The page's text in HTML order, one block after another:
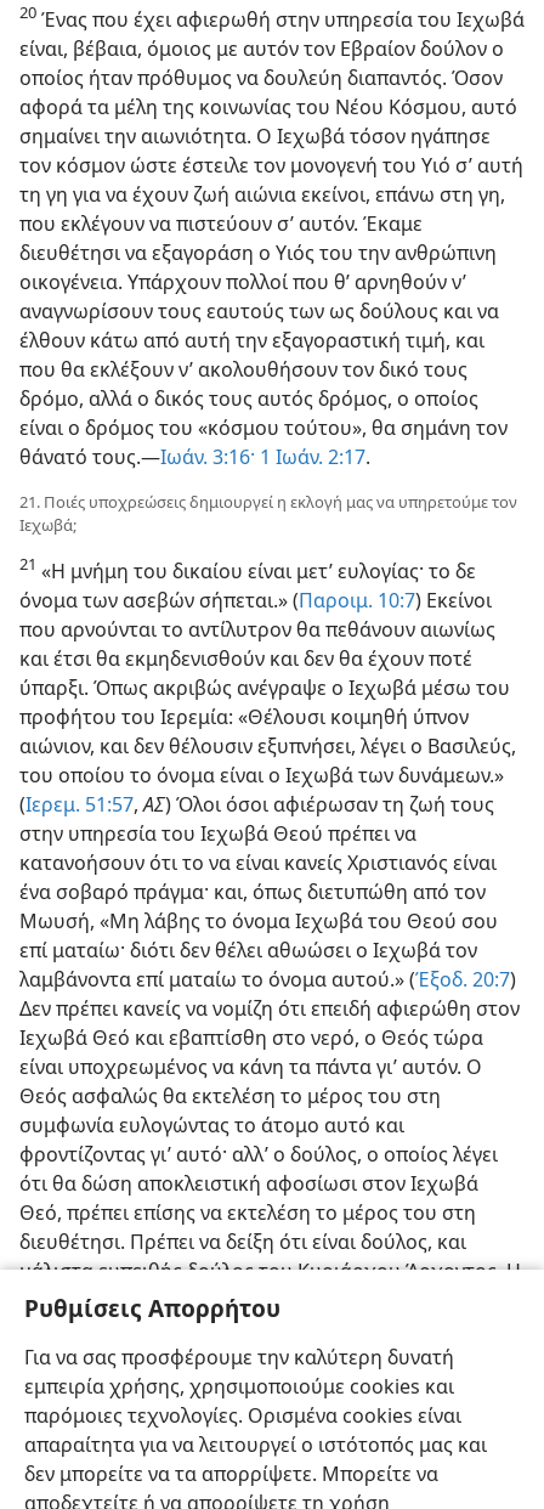
Ρυθμίσεις Απορρήτου
Για να σας προσφέρουμε την καλύτερη δυνατή
εμπειρία χρήσης, χρησιμοποιούμε cookies και
παρόμοιες τεχνολογίες. Ορισμένα cookies είναι
απαραίτητα για να λειτουργεί ο ιστότοπός μας και
δεν μπορείτε να τα απορρίψετε. Μπορείτε να
αποδεχτείτε ή να απορρίψετε τη χρήση
20 Ένας που έχει αφιερωθή στην υπηρεσία του Ιεχωβά
είναι, βέβαια, όμοιος με αυτόν τον Εβραίον δούλον ο
οποίος ήταν πρόθυμος να δουλεύη διαπαντός. Όσον
αφορά τα μέλη της κοινωνίας του Νέου Κόσμου, αυτό
σημαίνει την αιωνιότητα. Ο Ιεχωβά τόσον ηγάπησε
τον κόσμον ώστε έστειλε τον μονογενή του Υιό σ’ αυτή
τη γη για να έχουν ζωή αιώνια εκείνοι, επάνω στη γη,
που εκλέγουν να πιστεύουν σ’ αυτόν. Έκαμε
διευθέτησι να εξαγοράση ο Υιός του την ανθρώπινη
οικογένεια. Υπάρχουν πολλοί που θ’ αρνηθούν ν’
αναγνωρίσουν τους εαυτούς των ως δούλους και να
έλθουν κάτω από αυτή την εξαγοραστική τιμή, και
που θα εκλέξουν ν’ ακολουθήσουν τον δικό τους
δρόμο, αλλά ο δικός τους αυτός δρόμος, ο οποίος
είναι ο δρόμος του «κόσμου τούτου», θα σημάνη τον
θάνατό τους.—Ιωάν. 3:16· 1 Ιωάν. 2:17.
21. Ποιές υποχρεώσεις δημιουργεί η εκλογή μας να υπηρετούμε τον
Ιεχωβά;
21 «Η μνήμη του δικαίου είναι μετ’ ευλογίας· το δε
όνομα των ασεβών σήπεται.» (Παροιμ. 10:7) Εκείνοι
που αρνούνται το αντίλυτρον θα πεθάνουν αιωνίως
και έτσι θα εκμηδενισθούν και δεν θα έχουν ποτέ
ύπαρξι. Όπως ακριβώς ανέγραψε ο Ιεχωβά μέσω του
προφήτου του Ιερεμία: «Θέλουσι κοιμηθή ύπνον
αιώνιον, και δεν θέλουσιν εξυπνήσει, λέγει ο Βασιλεύς,
του οποίου το όνομα είναι ο Ιεχωβά των δυνάμεων.»
(Ιερεμ. 51:57,ΑΣ) Όλοι όσοι αφιέρωσαν τη ζωή τους
στην υπηρεσία του Ιεχωβά Θεού πρέπει να
κατανοήσουν ότι το να είναι κανείς Χριστιανός είναι
ένα σοβαρό πράγμα· και, όπως διετυπώθη από τον
Μωυσή, «Μη λάβης το όνομα Ιεχωβά του Θεού σου
επί ματαίω· διότι δεν θέλει αθωώσει ο Ιεχωβά τον
λαμβάνοντα επί ματαίω το όνομα αυτού.» (Έξοδ. 20:7)
Δεν πρέπει κανείς να νομίζη ότι επειδή αφιερώθη στον
Ιεχωβά Θεό και εβαπτίσθη στο νερό, ο Θεός τώρα
είναι υποχρεωμένος να κάνη τα πάντα γι’ αυτόν. Ο
Θεός ασφαλώς θα εκτελέση το μέρος του στη
συμφωνία ευλογώντας το άτομο αυτό και
φροντίζοντας γι’ αυτό· αλλ’ ο δούλος, ο οποίος λέγει
ότι θα δώση αποκλειστική αφοσίωσι στον Ιεχωβά
Θεό, πρέπει επίσης να εκτελέση το μέρος του στη
διευθέτησι. Πρέπει να δείξη ότι είναι δούλος, και
μάλιστα ευπειθής δούλος του Κυριάρχου Άρχοντος. Η
ζωή ενός ατόμου εξαρτάται από την αληθινή του,
γνησία λατρεία, και «ο Πατήρ τοιούτους ζητεί τους
προσκυνούντας αυτόν», επειδή είναι «Θεός απαιτών
αποκλειστικήν αφοσίωσιν.»